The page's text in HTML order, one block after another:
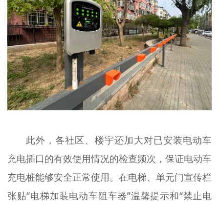
此外，各社区、楼宇还加大对已安装电动车
充电插口的有效使用情况的检查频次，保证电动车
充电桩能够安全正常使用。在电梯、单元门宣传栏
张贴“电梯加装电动车阻车器”温馨提示和“禁止电